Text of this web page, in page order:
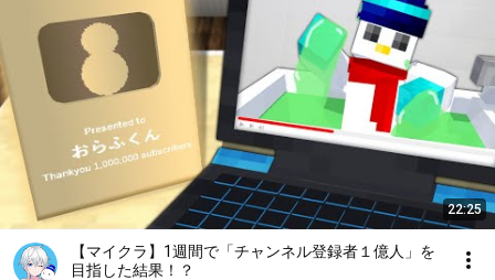
22:25
【マイクラ】1週間で「チャンネル登録者１億人」を
目指した結果！？